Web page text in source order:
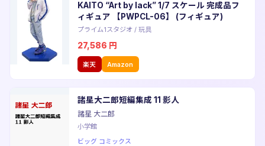
KAITO “Art by lack” 1/7 スケール 完成品フ
ィギュア 【PWPCL-06】 (フィギュア)
プライム1スタジオ / 玩具
27,586 円
楽天 Amazon
諸星大二郎短編集成 11 影人
諸星 大二郎
小学館
ビッグ コミックス